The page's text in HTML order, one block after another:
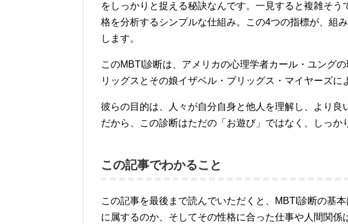
をしっかりと捉える秘訣なんです。一見すると複雑そ
格を分析するシンプルな仕組み。この4つの指標が、組
します。
このMBTI診断は、アメリカの心理学者カール・ユング
リッグスとその娘イザベル・ブリッグス・マイヤーズに
彼らの目的は、人々が自分自身と他人を理解し、より良
だから、この診断はただの「お遊び」ではなく、しっか
この記事でわかること
この記事を最後まで読んでいただくと、MBTI診断の基
に属するのか、そしてその性格に合った仕事や人間関係